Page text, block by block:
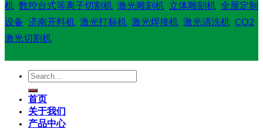
机 数控台式等离子切割机 激光雕刻机 立体雕刻机 全屋定制
设备 济南开料机 激光打标机 激光焊接机 激光清洗机 CO2
激光切割机
Search
首页
关于我们
产品中心